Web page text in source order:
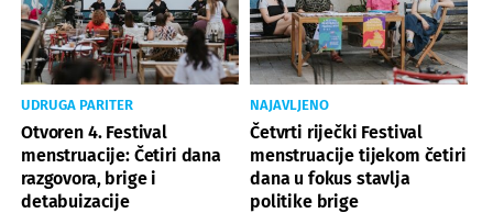
UDRUGA PARITER
Otvoren 4. Festival
menstruacije: Četiri dana
razgovora, brige i
detabuizacije
NAJAVLJENO
Četvrti riječki Festival
menstruacije tijekom četiri
dana u fokus stavlja
politike brige